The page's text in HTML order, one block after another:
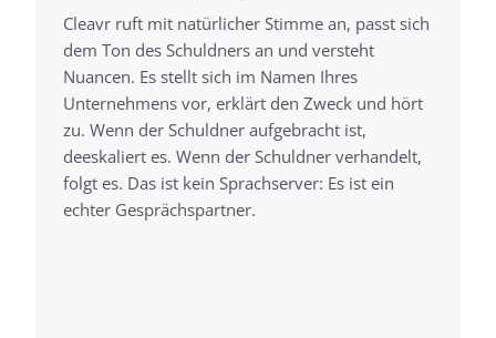
Cleavr ruft mit natürlicher Stimme an, passt sich
dem Ton des Schuldners an und versteht
Nuancen. Es stellt sich im Namen Ihres
Unternehmens vor, erklärt den Zweck und hört
zu. Wenn der Schuldner aufgebracht ist,
deeskaliert es. Wenn der Schuldner verhandelt,
folgt es. Das ist kein Sprachserver: Es ist ein
echter Gesprächspartner.